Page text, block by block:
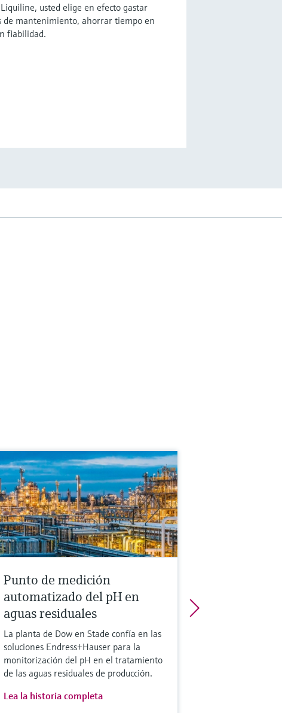
usted elige en efecto gastar
de mantenimiento, ahorrar tiempo en
fiabilidad.
Punto de medición
automatizado del pH en
aguas residuales
La planta de Dow en Stade confía en las
soluciones Endress+Hauser para la
monitorización del pH en el tratamiento
de las aguas residuales de producción.
Lea la historia completa